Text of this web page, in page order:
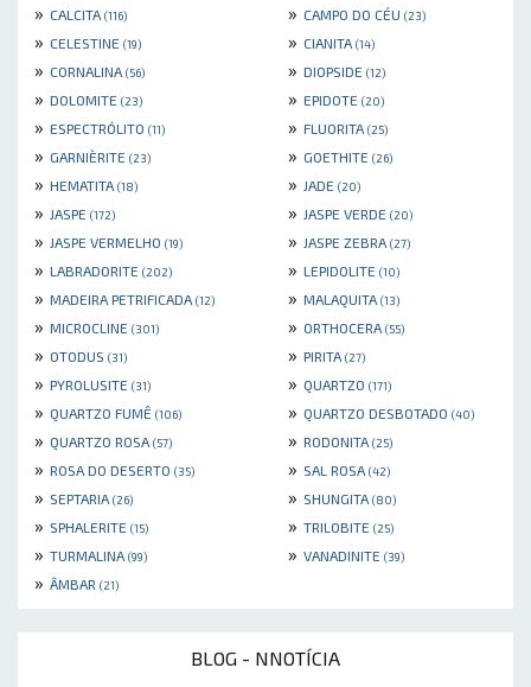
» CALCITA (116) » CAMPO DO CÉU (23)
» CELESTINE (19) » CIANITA (14)
» CORNALINA (56) » DIOPSIDE (12)
» DOLOMITE (23) » EPIDOTE (20)
» ESPECTRÓLITO (11) » FLUORITA (25)
» GARNIÈRITE (23) » GOETHITE (26)
» HEMATITA (18) » JADE (20)
» JASPE (172) » JASPE VERDE (20)
» JASPE VERMELHO (19) » JASPE ZEBRA (27)
» LABRADORITE (202) » LEPIDOLITE (10)
» MADEIRA PETRIFICADA (12) » MALAQUITA (13)
» MICROCLINE (301) » ORTHOCERA (55)
» OTODUS (31) » PIRITA (27)
» PYROLUSITE (31) » QUARTZO (171)
» QUARTZO FUMÊ (106) » QUARTZO DESBOTADO (40)
» QUARTZO ROSA (57) » RODONITA (25)
» ROSA DO DESERTO (35) » SAL ROSA (42)
» SEPTARIA (26) » SHUNGITA (80)
» SPHALERITE (15) » TRILOBITE (25)
» TURMALINA (99) » VANADINITE (39)
» ÂMBAR (21)
BLOG - NNOTÍCIA